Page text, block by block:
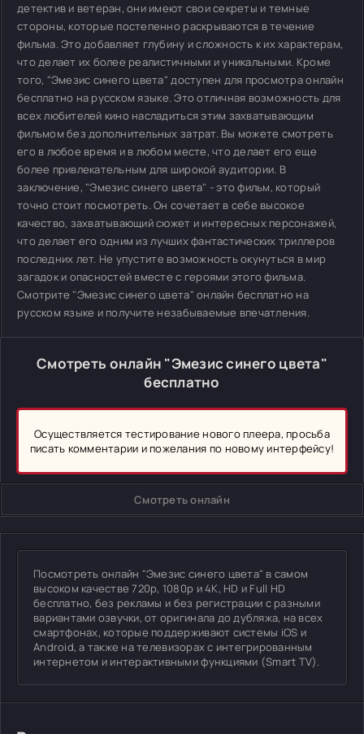
детектив и ветеран, они имеют свои секреты и темные
стороны, которые постепенно раскрываются в течение
фильма. Это добавляет глубину и сложность к их характерам,
что делает их более реалистичными и уникальными. Кроме
того, "Эмезис синего цвета" доступен для просмотра онлайн
бесплатно на русском языке. Это отличная возможность для
всех любителей кино насладиться этим захватывающим
фильмом без дополнительных затрат. Вы можете смотреть
его в любое время и в любом месте, что делает его еще
более привлекательным для широкой аудитории. В
заключение, "Эмезис синего цвета" - это фильм, который
точно стоит посмотреть. Он сочетает в себе высокое
качество, захватывающий сюжет и интересных персонажей,
что делает его одним из лучших фантастических триллеров
последних лет. Не упустите возможность окунуться в мир
загадок и опасностей вместе с героями этого фильма.
Смотрите "Эмезис синего цвета" онлайн бесплатно на
русском языке и получите незабываемые впечатления.
Смотреть онлайн "Эмезис синего цвета"
бесплатно
Осуществляется тестирование нового плеера, просьба
писать комментарии и пожелания по новому интерфейсу!
Смотреть онлайн
Посмотреть онлайн "Эмезис синего цвета" в самом
высоком качестве 720p, 1080p и 4K, HD и Full HD
бесплатно, без рекламы и без регистрации с разными
вариантами озвучки, от оригинала до дубляжа, на всех
смартфонах, которые поддерживают системы iOS и
Android, а также на телевизорах с интегрированным
интернетом и интерактивными функциями (Smart TV).